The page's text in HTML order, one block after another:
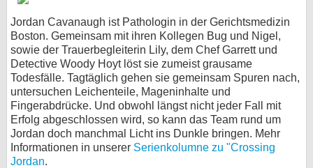
Jordan Cavanaugh ist Pathologin in der Gerichtsmedizin
Boston. Gemeinsam mit ihren Kollegen Bug und Nigel,
sowie der Trauerbegleiterin Lily, dem Chef Garrett und
Detective Woody Hoyt löst sie zumeist grausame
Todesfälle. Tagtäglich gehen sie gemeinsam Spuren nach,
untersuchen Leichenteile, Mageninhalte und
Fingerabdrücke. Und obwohl längst nicht jeder Fall mit
Erfolg abgeschlossen wird, so kann das Team rund um
Jordan doch manchmal Licht ins Dunkle bringen. Mehr
Informationen in unserer Serienkolumne zu "Crossing
Jordan.
Forum
bei X
bei Facebook
Kontakt